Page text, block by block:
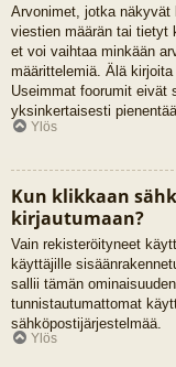
Arvonimet, jotka
viestien määrän tai tietyt
et voi vaihtaa minkään
määrittelemiä. Älä
Useimmat foorumit eivät
yksinkertaisesti
Ylös
Kun klikkaan
kirjautumaan?
Vain rekisteröityneet
käyttäjille
sallii tämän
tunnistautumattomat
sähköpostijärjestelmää.
Ylös